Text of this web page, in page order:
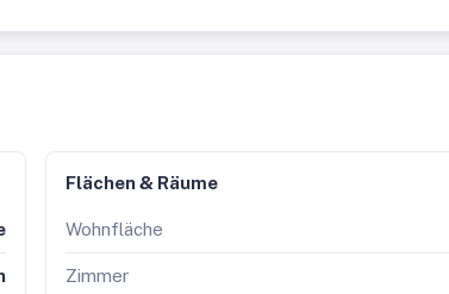
zusammenlegbar!
Flächen & Räume
Wohnfläche
Zimmer